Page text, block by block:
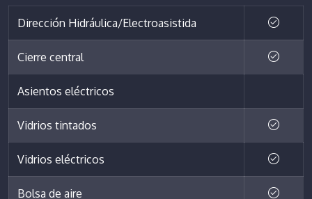
Dirección Hidráulica/Electroasistida
Cierre central
Asientos eléctricos
Vidrios tintados
Vidrios eléctricos
Bolsa de aire